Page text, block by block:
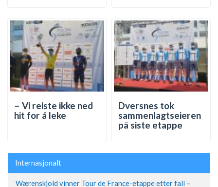
– Vi reiste ikke ned
hit for å leke
Dversnes tok
sammenlagtseieren
på siste etappe
Internasjonalt
Wærenskjold vinner Tour de France-etappe etter fall –